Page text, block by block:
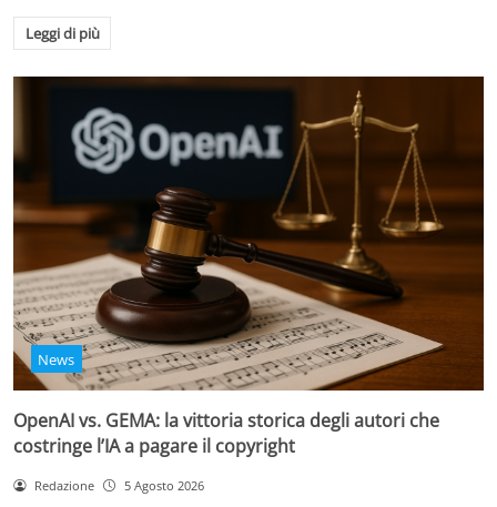
Leggi di più
News
OpenAI vs. GEMA: la vittoria storica degli autori che
costringe l’IA a pagare il copyright
Redazione 5 Agosto 2026